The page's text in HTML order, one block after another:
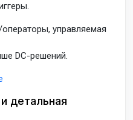
управляемая
DC-решений.
детальная